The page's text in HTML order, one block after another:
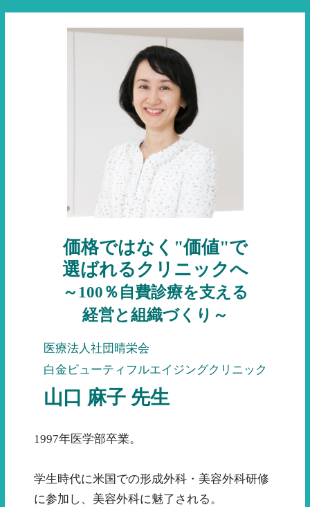
価格ではなく"価値"で
選ばれるクリニックへ
～100％自費診療を支える
経営と組織づくり～
医療法人社団晴栄会
白金ビューティフルエイジングクリニック
山口 麻子 先生
1997年医学部卒業。
学生時代に米国での形成外科・美容外科研修
に参加し、美容外科に魅了される。